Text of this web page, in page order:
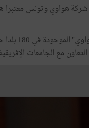
شركة هواوي وتونس
وتطرق
مع الجامعات